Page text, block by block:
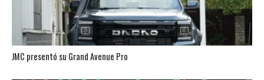
JMC presentó su Grand Avenue Pro